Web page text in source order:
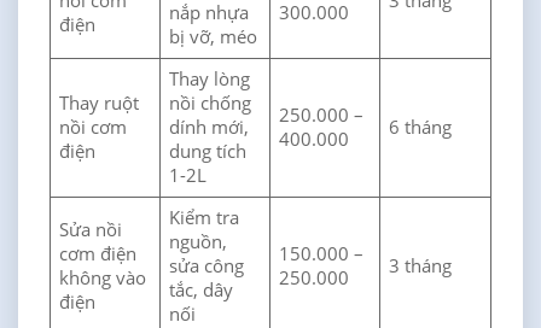
điện
nắp nhựa
bị vỡ, méo
300.000
Thay ruột
nồi cơm
điện
Thay lòng
nồi chống
dính mới,
dung tích
1-2L
250.000 –
400.000
6 tháng
Sửa nồi
cơm điện
không vào
điện
Kiểm tra
nguồn,
sửa công
tắc, dây
nối
150.000 –
250.000
3 tháng